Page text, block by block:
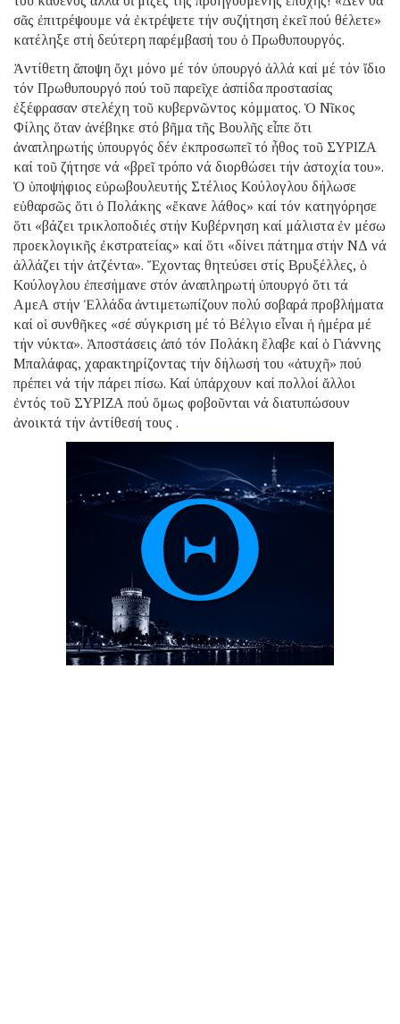
σᾶς ἐπιτρέψουμε νά ἐκτρέψετε τήν συζήτηση ἐκεῖ πού θέλετε»
κατέληξε στή δεύτερη παρέμβασή του ὁ Πρωθυπουργός.
Ἀντίθετη ἄποψη ὄχι μόνο μέ τόν ὑπουργό ἀλλά καί μέ τόν ἴδιο
τόν Πρωθυπουργό πού τοῦ παρεῖχε ἀσπίδα προστασίας
ἐξέφρασαν στελέχη τοῦ κυβερνῶντος κόμματος. Ὁ Νῖκος
Φίλης ὅταν ἀνέβηκε στό βῆμα τῆς Βουλῆς εἶπε ὅτι
ἀναπληρωτής ὑπουργός δέν ἐκπροσωπεῖ τό ἦθος τοῦ ΣΥΡΙΖΑ
καί τοῦ ζήτησε νά «βρεῖ τρόπο νά διορθώσει τήν ἀστοχία του».
Ὁ ὑποψήφιος εὐρωβουλευτής Στέλιος Κούλογλου δήλωσε
εὐθαρσῶς ὅτι ὁ Πολάκης «ἔκανε λάθος» καί τόν κατηγόρησε
ὅτι «βάζει τρικλοποδιές στήν Κυβέρνηση καί μάλιστα ἐν μέσω
προεκλογικῆς ἐκστρατείας» καί ὅτι «δίνει πάτημα στήν ΝΔ νά
ἀλλάζει τήν ἀτζέντα». Ἔχοντας θητεύσει στίς Βρυξέλλες, ὁ
Κούλογλου ἐπεσήμανε στόν ἀναπληρωτή ὑπουργό ὅτι τά
ΑμεΑ στήν Ἑλλάδα ἀντιμετωπίζουν πολύ σοβαρά προβλήματα
καί οἱ συνθῆκες «σέ σύγκριση μέ τό Βέλγιο εἶναι ἡ ἡμέρα μέ
τήν νύκτα». Ἀποστάσεις ἀπό τόν Πολάκη ἔλαβε καί ὁ Γιάννης
Μπαλάφας, χαρακτηρίζοντας τήν δήλωσή του «ἀτυχῆ» πού
πρέπει νά τήν πάρει πίσω. Καί ὑπάρχουν καί πολλοί ἄλλοι
ἐντός τοῦ ΣΥΡΙΖΑ πού ὅμως φοβοῦνται νά διατυπώσουν
ἀνοικτά τήν ἀντίθεσή τους .